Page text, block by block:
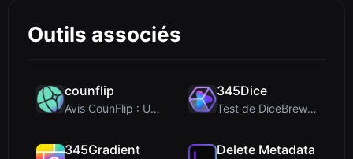
Outils associés
counflip
Avis CounFlip : Un outil simple de lancer de pièce...
345Dice
Test de DiceBrew : un lanceur de dés 3D respectueu...
345Gradient Delete Metadata